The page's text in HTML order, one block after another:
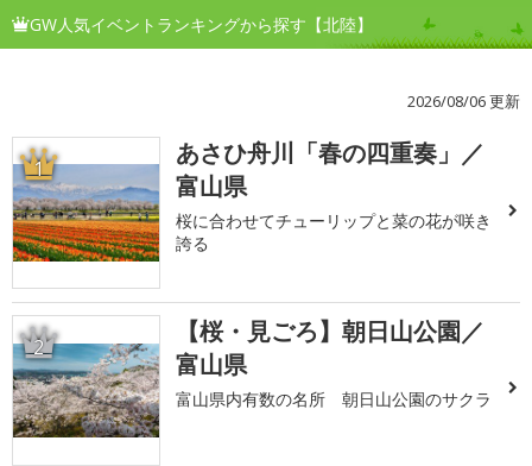
GW人気イベントランキングから探す【北陸】
2026/08/06 更新
1
あさひ舟川「春の四重奏」／
富山県
桜に合わせてチューリップと菜の花が咲き
誇る
2
【桜・見ごろ】朝日山公園／
富山県
富山県内有数の名所 朝日山公園のサクラ